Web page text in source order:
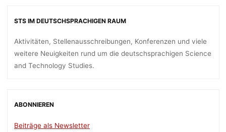
STS IM DEUTSCHSPRACHIGEN RAUM
Aktivitäten, Stellenausschreibungen, Konferenzen und viele
weitere Neuigkeiten rund um die deutschsprachigen Science
and Technology Studies.
ABONNIEREN
Beiträge als Newsletter